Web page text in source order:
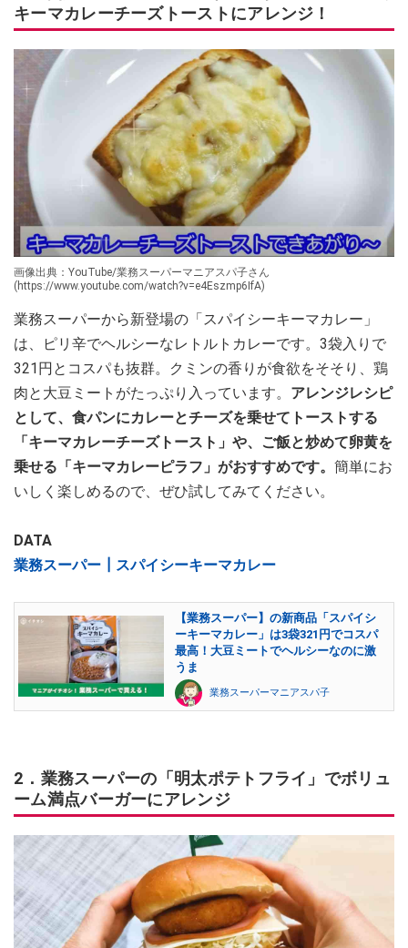
キーマカレーチーズトーストにアレンジ！
画像出典：YouTube/業務スーパーマニアスパ子さん
(https://www.youtube.com/watch?v=e4Eszmp6IfA)
業務スーパーから新登場の「スパイシーキーマカレー」
は、ピリ辛でヘルシーなレトルトカレーです。3袋入りで
321円とコスパも抜群。クミンの香りが食欲をそそり、鶏
肉と大豆ミートがたっぷり入っています。 アレンジレシピ
として、食パンにカレーとチーズを乗せてトーストする
「キーマカレーチーズトースト」や、ご飯と炒めて卵黄を
乗せる「キーマカレーピラフ」がおすすめです。 簡単にお
いしく楽しめるので、ぜひ試してみてください。
DATA
業務スーパー┃スパイシーキーマカレー
【業務スーパー】の新商品「スパイシ
ーキーマカレー」は3袋321円でコスパ
最高！大豆ミートでヘルシーなのに激
うま
業務スーパーマニアスパ子
2．業務スーパーの「明太ポテトフライ」でボリュ
ーム満点バーガーにアレンジ